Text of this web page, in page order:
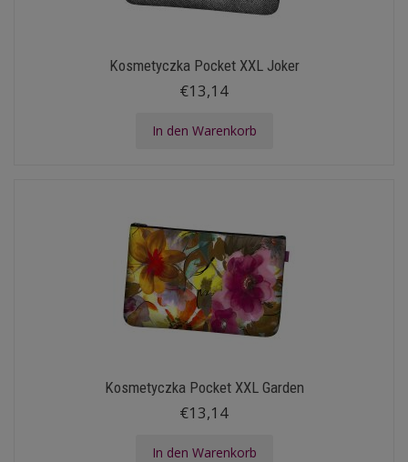
Kosmetyczka Pocket XXL Joker
€13,14
In den Warenkorb
Kosmetyczka Pocket XXL Garden
€13,14
In den Warenkorb